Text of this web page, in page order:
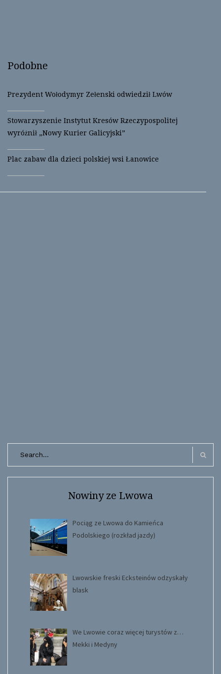
Podobne
Prezydent Wołodymyr Zełenski odwiedził Lwów
Stowarzyszenie Instytut Kresów Rzeczypospolitej
wyróżnił „Nowy Kurier Galicyjski”
Plac zabaw dla dzieci polskiej wsi Łanowice
Search
Nowiny ze Lwowa
Pociąg ze Lwowa do Kamieńca
Podolskiego (rozkład jazdy)
Lwowskie freski Ecksteinów odzyskały
blask
We Lwowie coraz więcej turystów z…
Mekki i Medyny